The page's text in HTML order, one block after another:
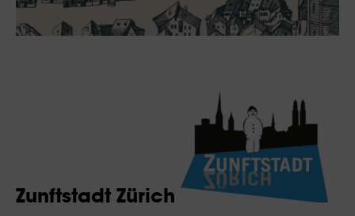
Zunftstadt Zürich